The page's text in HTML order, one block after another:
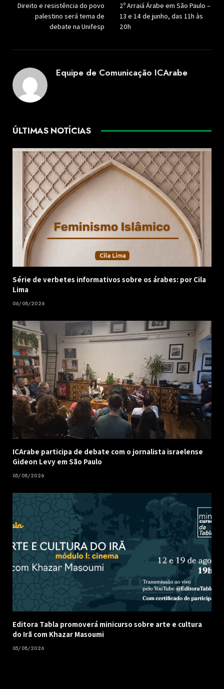
Direito e resistência do povo
palestino será tema de
debate na Unifesp
2º Arraiá Árabe em São Paulo –
13 e 14 de junho, das 11h às
20h
Equipe de Comunicação ICArabe
ÚLTIMAS NOTÍCIAS
Série de verbetes informativos sobre os árabes: por Cila
Lima
06/08/2026
ICArabe participa de debate com o jornalista israelense
Gideon Levy em São Paulo
05/08/2026
Editora Tabla promoverá minicurso sobre arte e cultura
do Irã com Khazar Masoumi
05/08/2026